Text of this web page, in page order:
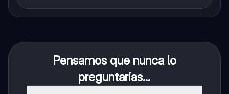
Pensamos que nunca lo
preguntarías...